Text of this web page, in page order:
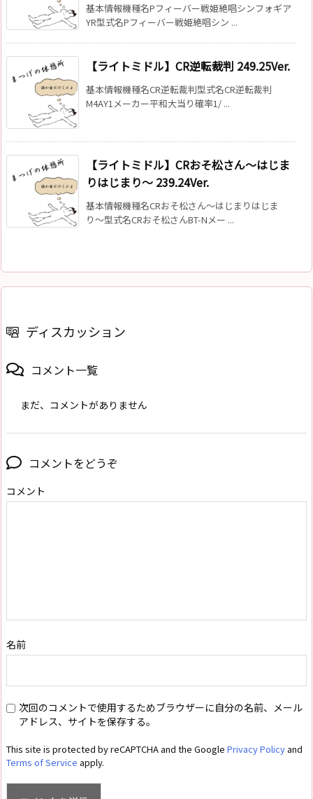
基本情報機種名Pフィーバー戦姫絶唱シンフォギア
YR型式名Pフィーバー戦姫絶唱シン ...
【ライトミドル】CR逆転裁判 249.25Ver.
基本情報機種名CR逆転裁判型式名CR逆転裁判
M4AY1メーカー平和大当り確率1/ ...
【ライトミドル】CRおそ松さん〜はじま
りはじまり〜 239.24Ver.
基本情報機種名CRおそ松さん〜はじまりはじま
り〜型式名CRおそ松さんBT-Nメー ...
ディスカッション
コメント一覧
まだ、コメントがありません
コメントをどうぞ
コメント
名前
次回のコメントで使用するためブラウザーに自分の名前、メール
アドレス、サイトを保存する。
This site is protected by reCAPTCHA and the Google Privacy Policy and
Terms of Service apply.